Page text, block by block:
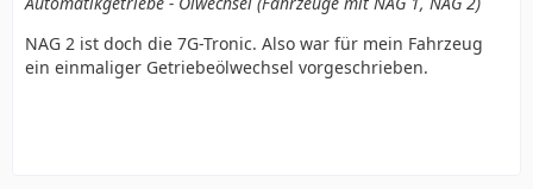
NAG 2 ist doch die 7G-Tronic. Also war für mein Fahrzeug
ein einmaliger Getriebeölwechsel vorgeschrieben.